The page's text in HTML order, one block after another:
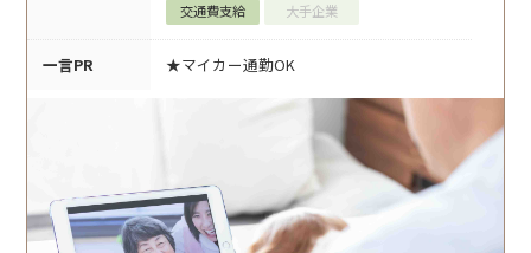
交通費支給
大手企業
一言PR ★マイカー通勤OK